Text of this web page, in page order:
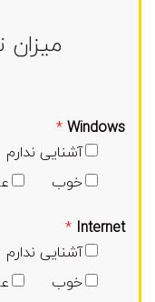
Windows
*
آشنایی ندارم
خوب
Internet
*
آشنایی ندارم
خوب